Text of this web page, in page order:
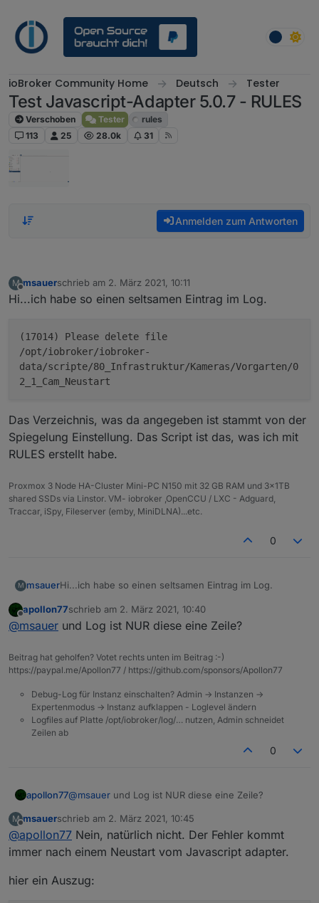
ioBroker Community Home Deutsch Tester
Test Javascript-Adapter 5.0.7 - RULES
Verschoben Tester
rules
113
25 28.0k 31
Anmelden zum Antworten
M
Offline
msauerschrieb am 2. März 2021, 10:11
zuletzt editiert von
Hi...ich habe so einen seltsamen Eintrag im Log.
(17014) Please delete file
/opt/iobroker/iobroker-
data/scripte/80_Infrastruktur/Kameras/Vorgarten/0
2_1_Cam_Neustart
Das Verzeichnis, was da angegeben ist stammt von der
Spiegelung Einstellung. Das Script ist das, was ich mit
RULES erstellt habe.
Proxmox 3 Node HA-Cluster Mini-PC N150 mit 32 GB RAM und 3x1TB
shared SSDs via Linstor. VM- iobroker ,OpenCCU / LXC - Adguard,
Traccar, iSpy, Fileserver (emby, MiniDLNA)...etc.
0
M msauerHi...ich habe so einen seltsamen Eintrag im Log.
der Spiegelung Einstellung. Das Script ist das, was ich
mit RULES erstellt habe.
apollon77schrieb am 2. März 2021, 10:40
zuletzt editiert von
@msauer und Log ist NUR diese eine Zeile?
Beitrag hat geholfen? Votet rechts unten im Beitrag :-)
https://paypal.me/Apollon77 / https://github.com/sponsors/Apollon77
Debug-Log für Instanz einschalten? Admin -> Instanzen ->
Expertenmodus -> Instanz aufklappen - Loglevel ändern
Logfiles auf Platte /opt/iobroker/log/… nutzen, Admin schneidet
Zeilen ab
0
apollon77@msauer und Log ist NUR diese eine Zeile?
M
Offline
msauerschrieb am 2. März 2021, 10:45
zuletzt editiert von
@apollon77 Nein, natürlich nicht. Der Fehler kommt
immer nach einem Neustart vom Javascript adapter.
hier ein Auszug: